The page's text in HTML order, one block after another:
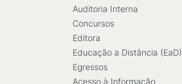
Auditoria Interna
Concursos
Editora
Educação a Distância (EaD)
Egressos
Acesso à Informação